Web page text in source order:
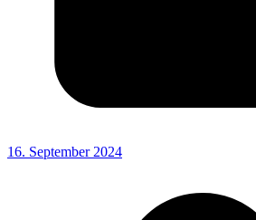
16. September 2024